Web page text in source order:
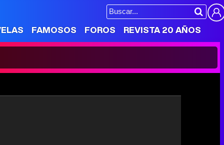
FAMOSOS FOROS REVISTA 20 AÑOS